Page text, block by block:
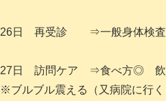
26日 再受診 ⇒一般身体検
27日 訪問ケア ⇒食べ方
※ブルブル震える（又病院に行く